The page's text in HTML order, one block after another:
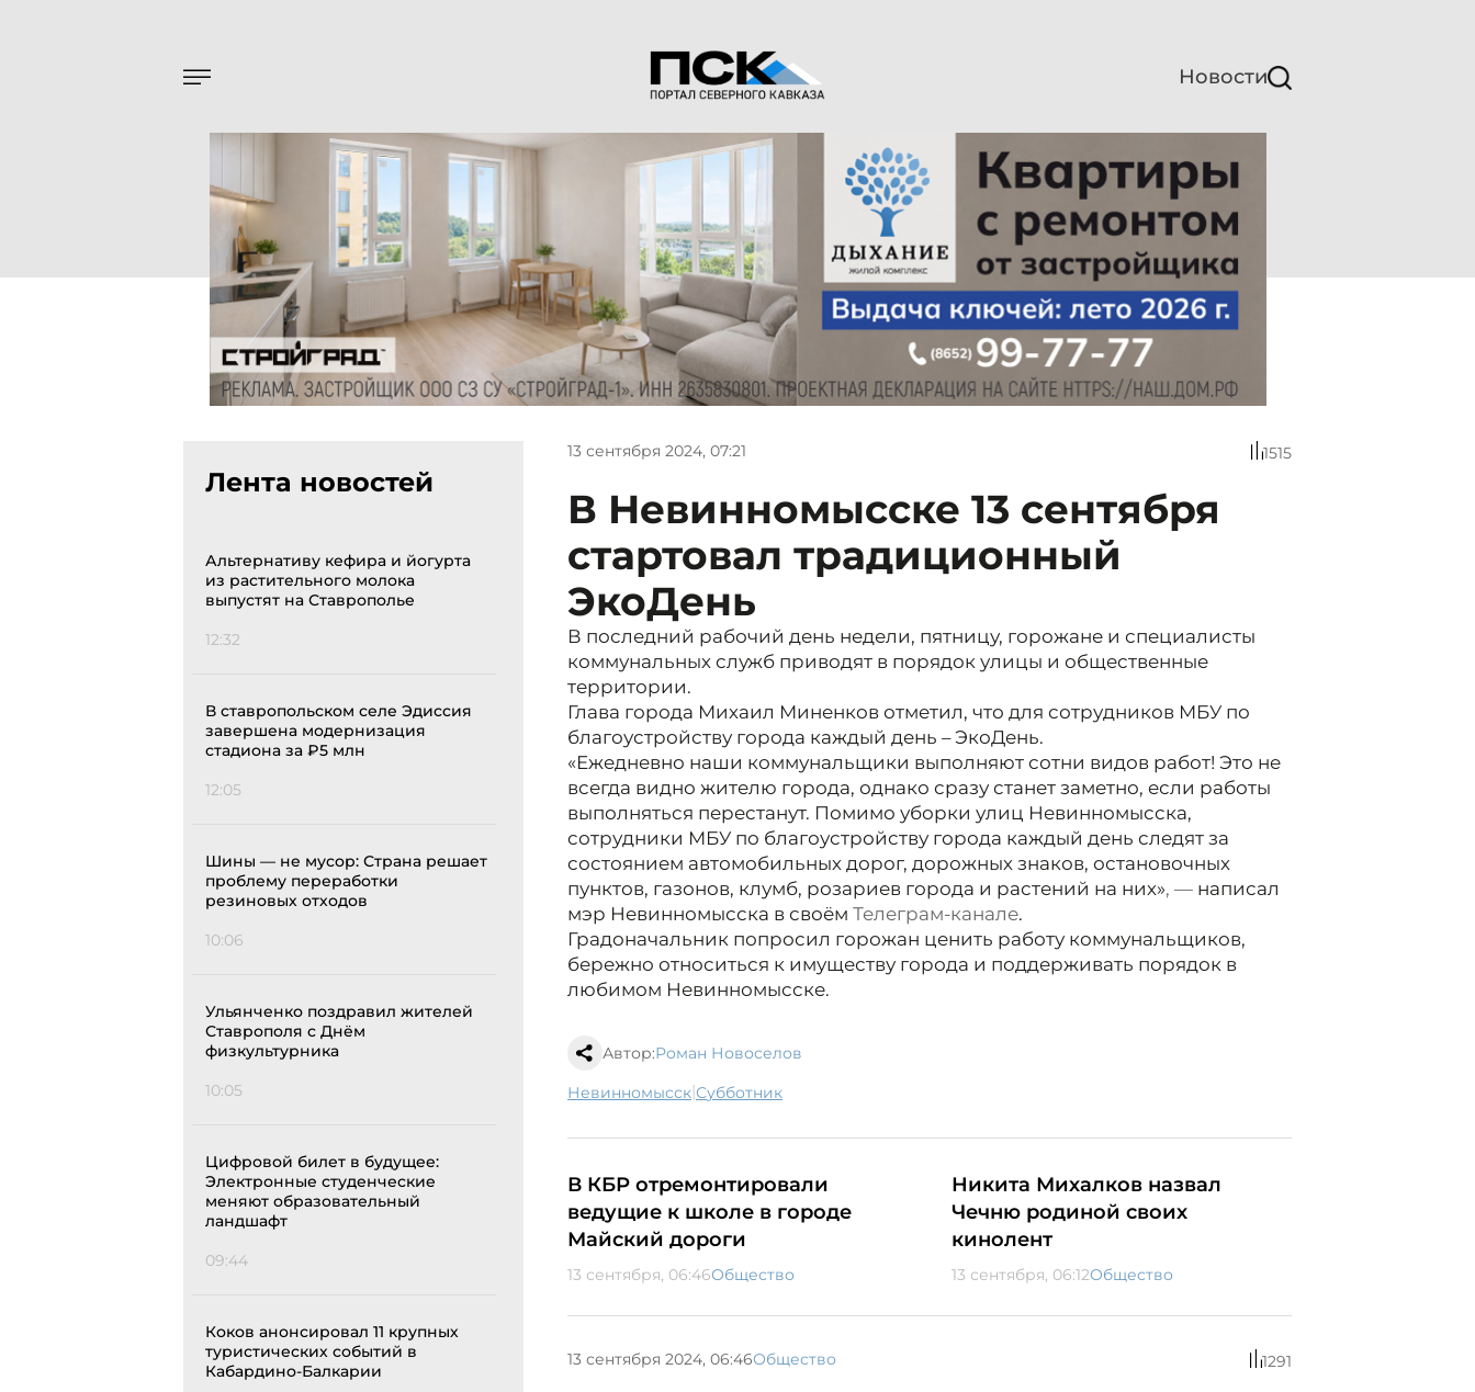
Новости
Лента новостей
Альтернативу кефира и йогурта
из растительного молока
выпустят на Ставрополье
12:32
В ставропольском селе Эдиссия
завершена модернизация
стадиона за ₽5 млн
12:05
Шины — не мусор: Страна решает
проблему переработки
резиновых отходов
10:06
Ульянченко поздравил жителей
Ставрополя с Днём
физкультурника
10:05
Цифровой билет в будущее:
Электронные студенческие
меняют образовательный
ландшафт
09:44
Коков анонсировал 11 крупных
туристических событий в
Кабардино-Балкарии
13 сентября 2024, 07:21 1515
В Невинномысске 13 сентября
стартовал традиционный
ЭкоДень
В последний рабочий день недели, пятницу, горожане и специалисты
коммунальных служб приводят в порядок улицы и общественные
территории.
Глава города Михаил Миненков отметил, что для сотрудников МБУ по
благоустройству города каждый день – ЭкоДень.
«Ежедневно наши коммунальщики выполняют сотни видов работ! Это не
всегда видно жителю города, однако сразу станет заметно, если работы
выполняться перестанут. Помимо уборки улиц Невинномысска,
сотрудники МБУ по благоустройству города каждый день следят за
состоянием автомобильных дорог, дорожных знаков, остановочных
пунктов, газонов, клумб, розариев города и растений на них», — написал
мэр Невинномысска в своём Телеграм-канале.
Градоначальник попросил горожан ценить работу коммунальщиков,
бережно относиться к имуществу города и поддерживать порядок в
любимом Невинномысске.
Автор:Роман Новоселов
Невинномысск| субботник
В КБР отремонтировали
ведущие к школе в городе
Майский дороги
13 сентября, 06:46Общество
Никита Михалков назвал
Чечню родиной своих
кинолент
13 сентября, 06:12Общество
13 сентября 2024, 06:46Общество 1291